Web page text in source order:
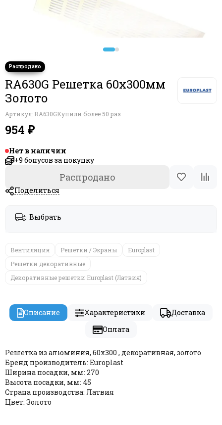
Декоративные решетки Blauberg (Германия)
RA630G Решетка 60х300мм
Золото
Артикул: RA630GКупили более 50 раз
954 ₽
Нет в наличии
+9 бонусов за покупку
Распродано
Поделиться
Выбрать
Вентиляция Решетки / Экраны
Europlast
Решетки декоративные
Декоративные решетки Europlast (Латвия)
Описание Характеристики
Доставка
Оплата
Решетка из алюминия, 60х300 , декоративная, золото
Бренд производитель: Europlast
Ширина посадки, мм: 270
Высота посадки, мм: 45
Страна производства: Латвия
Цвет: Золото